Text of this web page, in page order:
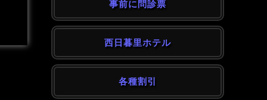
事前に問診票
西日暮里ホテル
各種割引